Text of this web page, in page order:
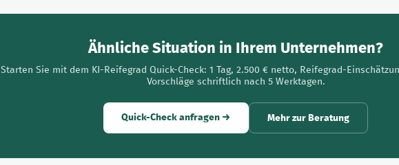
Ähnliche Situation in Ihrem Unternehmen?
Starten Sie mit dem KI-Reifegrad Quick-Check: 1 Tag, 2.500 € netto, Reifegrad-
Vorschläge schriftlich nach 5 Werktagen.
Quick-Check anfragen → Mehr zur Beratung